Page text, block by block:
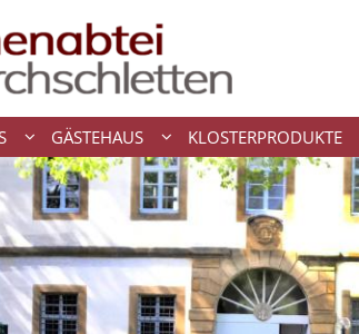
GÄSTEHAUS KLOSTERPRODUKTE